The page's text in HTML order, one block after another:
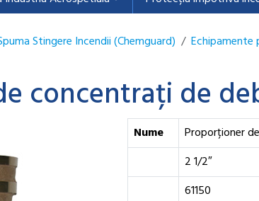
Stingere Incendii (Chemguard)
Echipamente
concentrați de
Nume
Proporționer
2 1/2″
61150